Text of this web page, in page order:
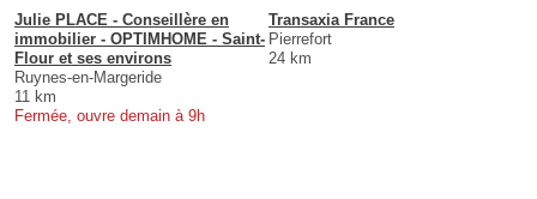
Julie PLACE - Conseillère en
immobilier - OPTIMHOME - Saint-
Flour et ses environs
Ruynes-en-Margeride
11 km
Fermée, ouvre demain à 9h
Transaxia France
Pierrefort
24 km